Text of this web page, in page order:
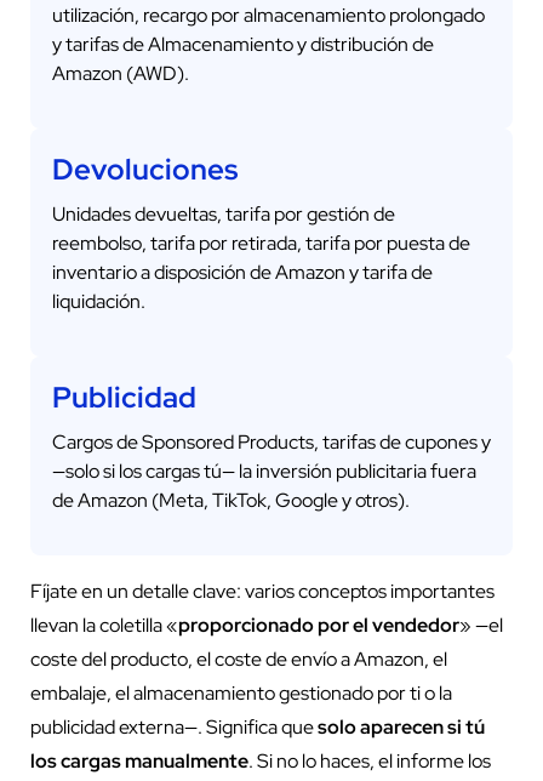
utilización, recargo por almacenamiento prolongado
y tarifas de Almacenamiento y distribución de
Amazon (AWD).
Devoluciones
Unidades devueltas, tarifa por gestión de
reembolso, tarifa por retirada, tarifa por puesta de
inventario a disposición de Amazon y tarifa de
liquidación.
Publicidad
Cargos de Sponsored Products, tarifas de cupones y
—solo si los cargas tú— la inversión publicitaria fuera
de Amazon (Meta, TikTok, Google y otros).
Fíjate en un detalle clave: varios conceptos importantes
llevan la coletilla «proporcionado por el vendedor» —el
coste del producto, el coste de envío a Amazon, el
embalaje, el almacenamiento gestionado por ti o la
publicidad externa—. Significa quesolo aparecen si tú
los cargas manualmente. Si no lo haces, el informe los